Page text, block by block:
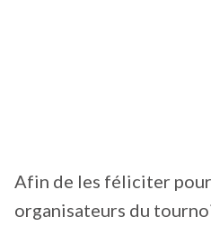
Afin de les féliciter
organisateurs du